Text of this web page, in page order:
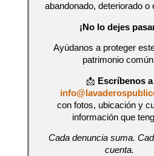
abandonado, deteriorado o
¡No lo dejes
Ayúdanos a proteger
patrimonio
📩 Escríbenos a
con fotos, ubicación y
información que
Cada denuncia suma.
cuenta.